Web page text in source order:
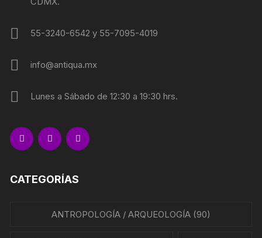
55-3240-6542 y 55-7095-4019
info@antiqua.mx
Lunes a Sábado de 12:30 a 19:30 hrs.
CATEGORÍAS
ANTROPOLOGÍA / ARQUEOLOGÍA(90)